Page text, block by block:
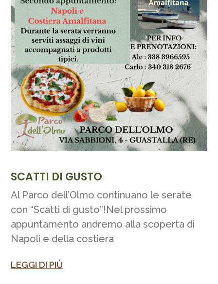
SCATTI DI GUSTO
Al Parco dell’Olmo continuano le serate
con “Scatti di gusto”!Nel prossimo
appuntamento andremo alla scoperta di
Napoli e della costiera
LEGGI DI PIÙ